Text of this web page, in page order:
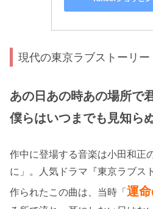
現代の東京ラブストーリー
あの日あの時あの場所で
僕らはいつまでも見知ら
作中に登場する音楽は小田和正
に」。人気ドラマ『東京ラブス
作られたこの曲は、当時「 運